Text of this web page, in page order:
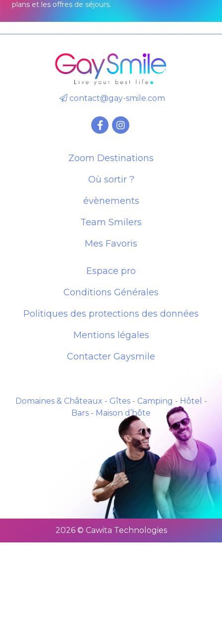
plans et les offres de séjours.
contact@gay-smile.com
Zoom Destinations
Où sortir ?
évènements
Team Smilers
Mes Favoris
Espace pro
Conditions Générales
Politiques des protections des données
Mentions légales
Contacter Gaysmile
Domaines & Châteaux - Gîtes- Camping - Hôtel -
Bars - Maison d’hôte
2026 © Cawita Technologies